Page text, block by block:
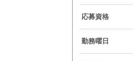
応募資格
勤務曜日